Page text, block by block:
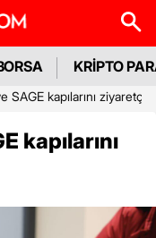
KRİPTO
SAGE kapılarını
kapılarını